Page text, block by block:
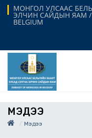
МОНГОЛ УЛСААС
ЭЛЧИН САЙДЫН ЯАМ /
BELGIUM
МЭДЭЭ
Мэдээ